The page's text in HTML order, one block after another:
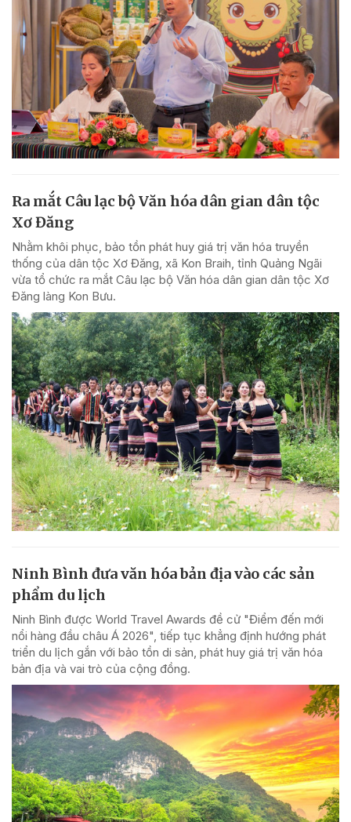
Ra mắt Câu lạc bộ Văn hóa dân gian dân tộc
Xơ Đăng
Nhằm khôi phục, bảo tồn phát huy giá trị văn hóa truyền
thống của dân tộc Xơ Đăng, xã Kon Braih, tỉnh Quảng Ngãi
vừa tổ chức ra mắt Câu lạc bộ Văn hóa dân gian dân tộc Xơ
Đăng làng Kon Bưu.
Ninh Bình đưa văn hóa bản địa vào các sản
phẩm du lịch
Ninh Bình được World Travel Awards đề cử "Điểm đến mới
nổi hàng đầu châu Á 2026", tiếp tục khẳng định hướng phát
triển du lịch gắn với bảo tồn di sản, phát huy giá trị văn hóa
bản địa và vai trò của cộng đồng.